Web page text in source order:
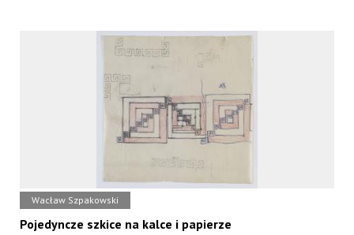
Wacław Szpakowski
Pojedyncze szkice na kalce i papierze